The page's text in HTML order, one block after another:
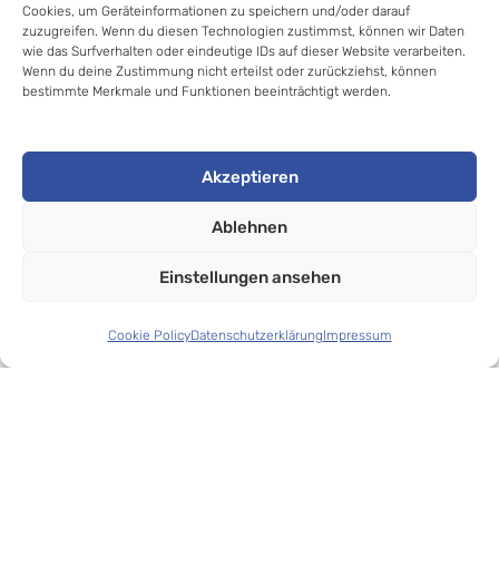
Cookies, um Geräteinformationen zu speichern und/oder darauf
zuzugreifen. Wenn du diesen Technologien zustimmst, können wir Daten
wie das Surfverhalten oder eindeutige IDs auf dieser Website verarbeiten.
Wenn du deine Zustimmung nicht erteilst oder zurückziehst, können
bestimmte Merkmale und Funktionen beeinträchtigt werden.
Akzeptieren
Ablehnen
Einstellungen ansehen
Cookie PolicyDatenschutzerklärungImpressum
Hilfe «
Apnoetauchen- lernen.de. All rights reserved.